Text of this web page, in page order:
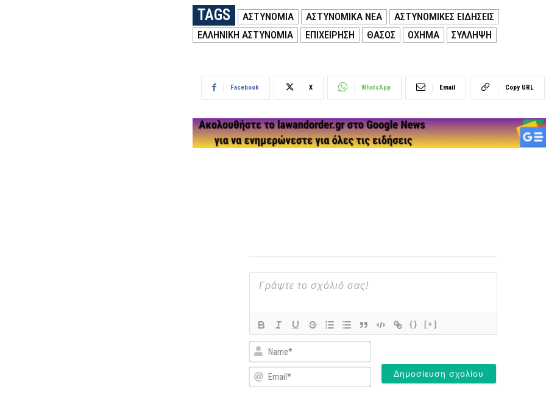
TAGS ΑΣΤΥΝΟΜΙΑ ΑΣΤΥΝΟΜΙΚΑ ΝΕΑ
ΑΣΤΥΝΟΜΙΚΕΣ ΕΙΔΗΣΕΙΣ
ΕΛΛΗΝΙΚΗ ΑΣΤΥΝΟΜΙΑ
ΕΠΙΧΕΙΡΗΣΗ ΘΑΣΟΣ ΟΧΗΜΑ ΣΥΛΛΗΨΗ
Facebook X WhatsApp Email Copy URL
{} [+]
Name*
Email*